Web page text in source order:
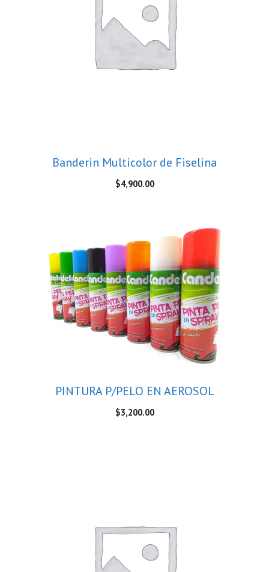
Banderin Multicolor de Fiselina
$4,900.00
PINTURA P/PELO EN AEROSOL
$3,200.00